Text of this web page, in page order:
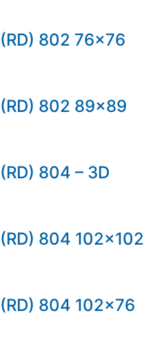
(RD) 802 76×76
(RD) 802 89×89
(RD) 804 – 3D
(RD) 804 102×102
(RD) 804 102×76